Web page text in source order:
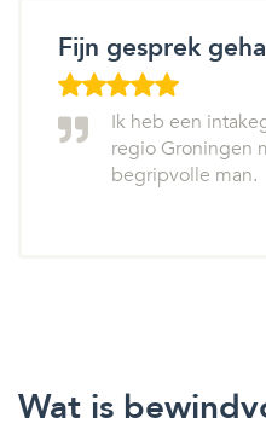
Fijn gesprek
Ik heb een
regio Groningen
begripvolle man.
Wat is